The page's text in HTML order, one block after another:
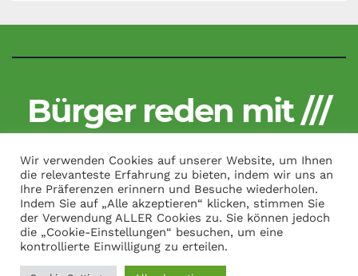
Bürger reden mit ///
Copyright by Bürger reden mit /// All Rights Reserved. |Theme:
News Talk vonThemeansar
Wir verwenden Cookies auf unserer Website, um Ihnen
die relevanteste Erfahrung zu bieten, indem wir uns an
Ihre Präferenzen erinnern und Besuche wiederholen.
Indem Sie auf „Alle akzeptieren“ klicken, stimmen Sie
der Verwendung ALLER Cookies zu. Sie können jedoch
die „Cookie-Einstellungen“ besuchen, um eine
kontrollierte Einwilligung zu erteilen.